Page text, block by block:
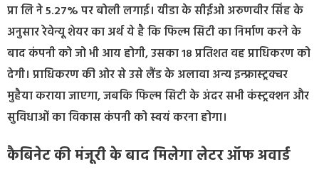
प्रा लि ने 5.27% पर बोली लगाई। यीडा के सीईओ अरुणवीर सिंह के
अनुसार रेवेन्यू शेयर का अर्थ ये है कि फिल्म सिटी का निर्माण करने के
बाद कंपनी को जो भी आय होगी, उसका 18 प्रतिशत वह प्राधिकरण को
देगी। प्राधिकरण की ओर से उसे लैंड के अलावा अन्य इन्फ्रास्ट्रक्चर
मुहैया कराया जाएगा, जबकि फिल्म सिटी के अंदर सभी कंस्ट्रक्शन और
सुविधाओं का विकास कंपनी को स्वयं करना होगा।
कैबिनेट की मंजूरी के बाद मिलेगा लेटर ऑफ अवार्ड